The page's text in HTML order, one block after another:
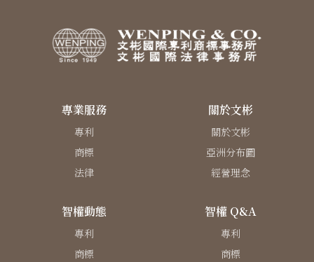
專業服務
專利
商標
法律
關於文彬
關於文彬
亞洲分布圖
經營理念
智權動態
專利
商標
智權 Q&A
專利
商標